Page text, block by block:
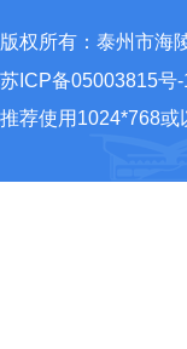
版权所有：泰州市海
苏ICP备05003815号-
推荐使用1024*768或